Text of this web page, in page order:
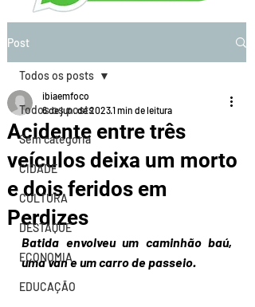
Post
Todos os posts
Sem categoria
CIDADE
CULTURA
DESTAQUE
ECONOMIA
EDUCAÇÃO
Todos os posts
Acidente entre três
veículos deixa um morto
e dois feridos em
Perdizes
ibiaemfoco
6 de jun. de 20231 min de leitura
Batida envolveu um caminhão baú,
uma van e um carro de passeio.